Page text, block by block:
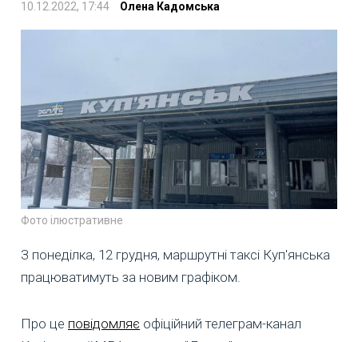
10.12.2022, 17:44 Олена Кадомська
Фото ілюстративне
З понеділка, 12 грудня, маршрутні таксі Куп'янська
працюватимуть за новим графіком.
Про це повідомляє офіційний телеграм-канал